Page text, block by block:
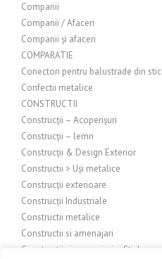
Companii
Companii / Afaceri
Companii și afaceri
COMPARATIE
Conectori pentru balustrade din
Confectii metalice
CONSTRUCTII
Construcții – Acoperișuri
Construcții – lemn
Construcții & Design Exterior
Constructii > Uși metalice
Construcții exterioare
Construcții Industriale
Constructii metalice
Constructii si amenajari
Constructii si amenajari – Sticla